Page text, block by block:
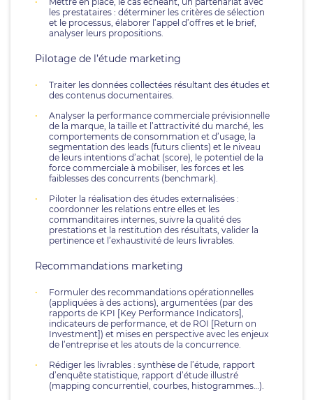
les prestataires : déterminer les critères de sélection
et le processus, élaborer l’appel d’offres et le brief,
analyser leurs propositions.
Pilotage de l’étude marketing
Traiter les données collectées résultant des études et
des contenus documentaires.
Analyser la performance commerciale prévisionnelle
de la marque, la taille et l’attractivité du marché, les
comportements de consommation et d’usage, la
segmentation des leads (futurs clients) et le niveau
de leurs intentions d’achat (score), le potentiel de la
force commerciale à mobiliser, les forces et les
faiblesses des concurrents (benchmark).
Piloter la réalisation des études externalisées :
coordonner les relations entre elles et les
commanditaires internes, suivre la qualité des
prestations et la restitution des résultats, valider la
pertinence et l’exhaustivité de leurs livrables.
Recommandations marketing
Formuler des recommandations opérationnelles
(appliquées à des actions), argumentées (par des
rapports de KPI [Key Performance Indicators],
indicateurs de performance, et de ROI [Return on
Investment]) et mises en perspective avec les enjeux
de l’entreprise et les atouts de la concurrence.
Rédiger les livrables : synthèse de l’étude, rapport
d’enquête statistique, rapport d’étude illustré
(mapping concurrentiel, courbes, histogrammes…).